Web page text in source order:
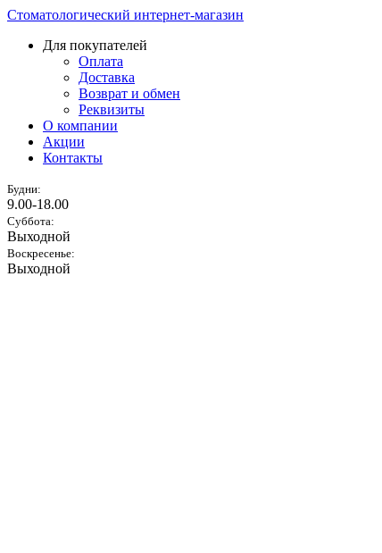
Стоматологический интернет-магазин
Для покупателей
Оплата
Доставка
Возврат и обмен
Реквизиты
О компании
Акции
Контакты
Будни:
9.00-18.00
Суббота:
Выходной
Воскресенье:
Выходной